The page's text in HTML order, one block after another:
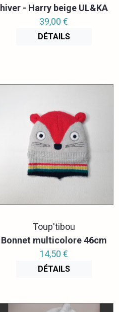
hiver - Harry beige UL&KA
39,00 €
DÉTAILS
Toup'tibou
Bonnet multicolore 46cm
14,50 €
DÉTAILS